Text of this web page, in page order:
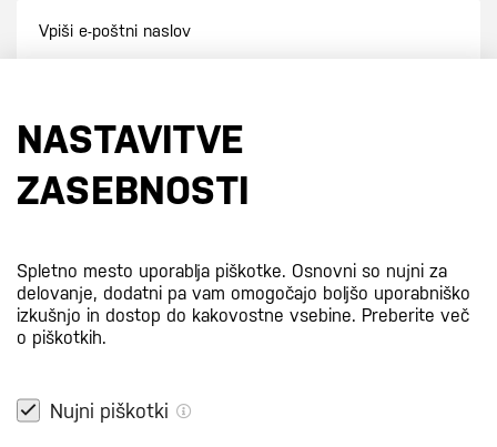
S prijavo na e-novice se strinjate z
NASTAVITVE
ZASEBNOSTI
Spletno mesto uporablja piškotke. Osnovni so nujni za
delovanje, dodatni pa vam omogočajo boljšo uporabniško
izkušnjo in dostop do kakovostne vsebine. Preberite več
o piškotkih.
Nujni piškotki